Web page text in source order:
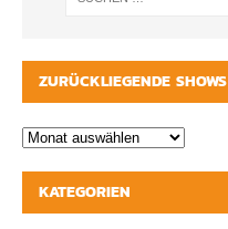
ZURÜCKLIEGENDE SHOWS
KATEGORIEN